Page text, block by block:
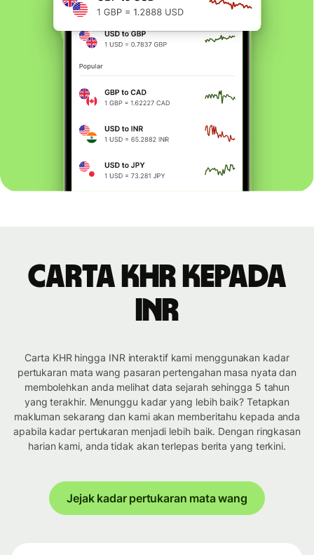
Carta KHR kepada
INR
Carta KHR hingga INR interaktif kami menggunakan kadar
pertukaran mata wang pasaran pertengahan masa nyata dan
membolehkan anda melihat data sejarah sehingga 5 tahun
yang terakhir. Menunggu kadar yang lebih baik? Tetapkan
makluman sekarang dan kami akan memberitahu kepada anda
apabila kadar pertukaran menjadi lebih baik. Dengan ringkasan
harian kami, anda tidak akan terlepas berita yang terkini.
Jejak kadar pertukaran mata wang